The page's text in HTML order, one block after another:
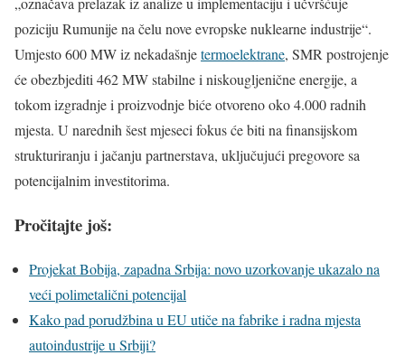
poziciju Rumunije na čelu nove evropske nuklearne industrije“.
Umjesto 600 MW iz nekadašnjetermoelektrane, SMR postrojenje
će obezbjediti 462 MW stabilne i niskougljenične energije, a
tokom izgradnje i proizvodnje biće otvoreno oko 4.000 radnih
mjesta. U narednih šest mjeseci fokus će biti na finansijskom
strukturiranju i jačanju partnerstava, uključujući pregovore sa
potencijalnim investitorima.
Pročitajte još:
Projekat Bobija, zapadna Srbija: novo uzorkovanje ukazalo na
veći polimetalični potencijal
Kako pad porudžbina u EU utiče na fabrike i radna mjesta
autoindustrije u Srbiji?